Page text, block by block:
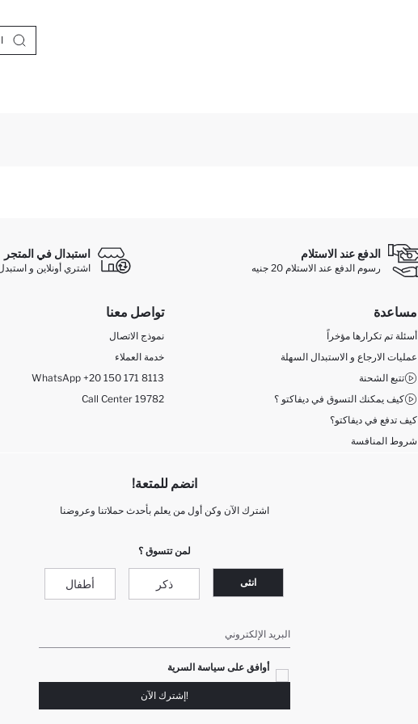
الدفع عند الاستلام
رسوم الدفع عند الاستلام 20 جنيه
استبدال في المتجر
اشتري أونلاين و
مساعدة
أسئلة تم تكرارها مؤخراً
عمليات الارجاع و الاستبدال السهلة
تتبع الشحنة
كيف يمكنك التسوق في ديفاكتو ؟
كيف تدفع في ديفاكتو؟
شروط المنافسة
تواصل معنا
نموذج الاتصال
خدمة العملاء
WhatsApp +20 150 171 8113
Call Center 19782
انضم للمتعة!
اشترك الآن وكن أول من يعلم بأحدث حملاتنا وعروضنا
لمن تتسوق ؟
انثى ذكر أطفال
البريد الإلكتروني
أوافق على سياسة السرية
!إشترك الآن